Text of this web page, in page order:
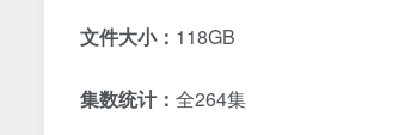
文件大小： 118GB
集数统计： 全264集